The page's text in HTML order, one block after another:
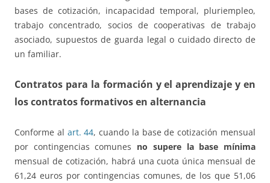
bases de cotización, incapacidad temporal, pluriempleo,
trabajo concentrado, socios de cooperativas de trabajo
asociado, supuestos de guarda legal o cuidado directo de
un familiar.
Contratos para la formación y el aprendizaje y en
los contratos formativos en alternancia
Conforme al art. 44, cuando la base de cotización mensual
por contingencias comunes no supere la base mínima
mensual de cotización, habrá una cuota única mensual de
61,24 euros por contingencias comunes, de los que 51,06